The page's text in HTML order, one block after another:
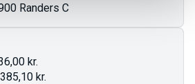
Randers C
kr.
kr.